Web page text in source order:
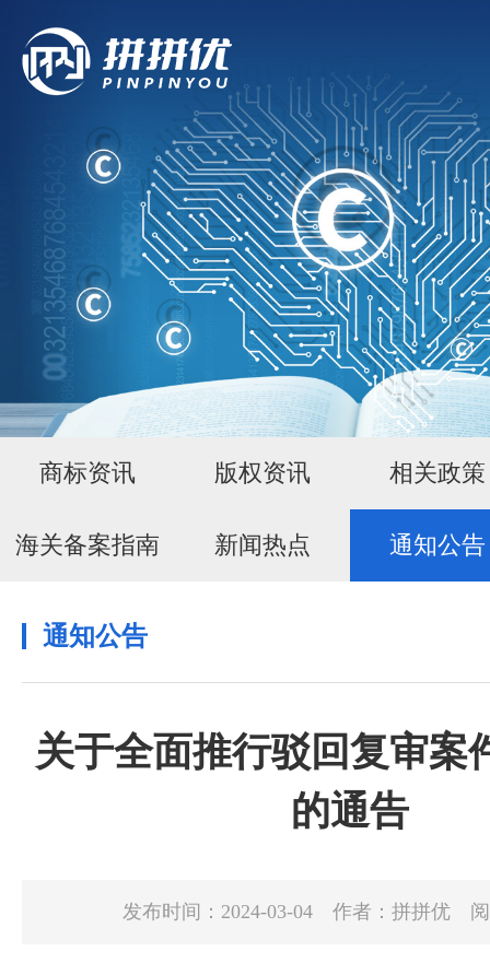
商标资讯 版权资讯 相关政策
海关备案指南 新闻热点 通知公告
通知公告
关于全面推行驳回复审案
的通告
发布时间：2024-03-04 作者：拼拼优